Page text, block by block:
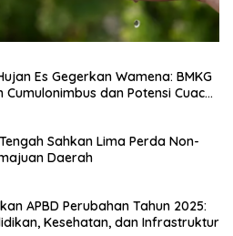
Es Gegerkan Wamena: BMKG
Cumulonimbus dan Potensi Cuaca
Sahkan Lima Perda Non-
Daerah
APBD Perubahan Tahun 2025:
Kesehatan, dan Infrastruktur